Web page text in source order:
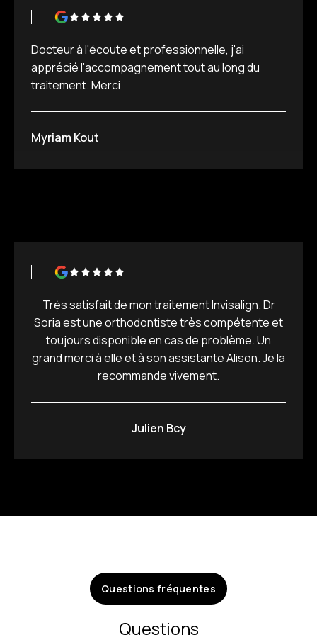
Docteur à l'écoute et professionnelle, j'ai
apprécié l'accompagnement tout au long du
traitement. Merci
Myriam Kout
Très satisfait de mon traitement Invisalign. Dr
Soria est une orthodontiste très compétente et
toujours disponible en cas de problème. Un
grand merci à elle et à son assistante Alison. Je la
recommande vivement.
Julien Bcy
Questions fréquentes
Questions